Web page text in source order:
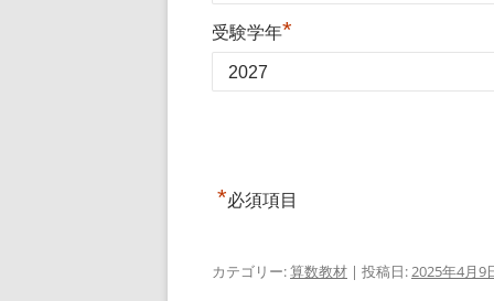
受験学年*
*必須項目
カテゴリー:算数教材 | 投稿日:2025年4月9